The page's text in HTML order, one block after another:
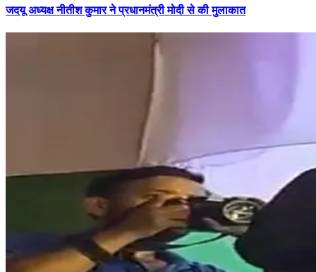
जदयू अध्यक्ष नीतीश कुमार ने प्रधानमंत्री मोदी से की मुलाकात